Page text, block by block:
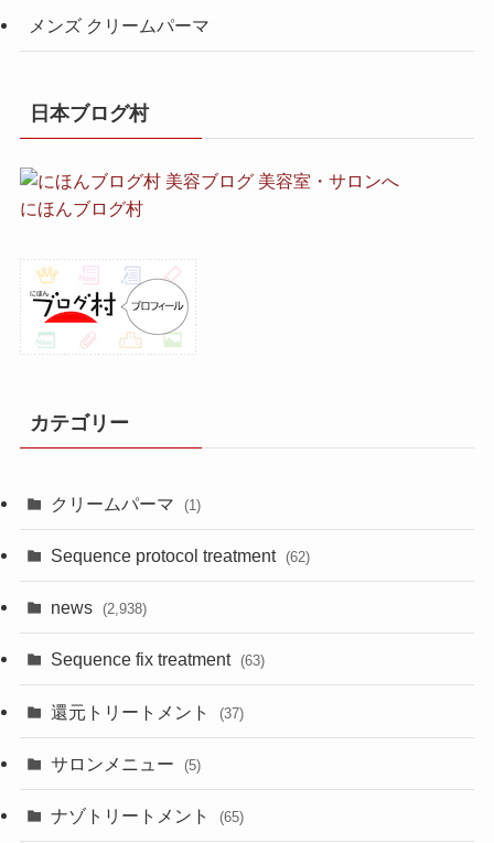
メンズ クリームパーマ
日本ブログ村
にほんブログ村
カテゴリー
クリームパーマ (1)
Sequence protocol treatment (62)
news (2,938)
Sequence fix treatment (63)
還元トリートメント (37)
サロンメニュー (5)
ナゾトリートメント (65)